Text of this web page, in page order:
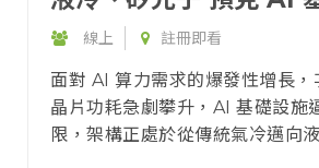
戰略機會
線上 註冊即看
面對 AI 算力需求的爆發性增長
晶片功耗急劇攀升，AI 基礎設施
限，架構正處於從傳統氣冷邁向